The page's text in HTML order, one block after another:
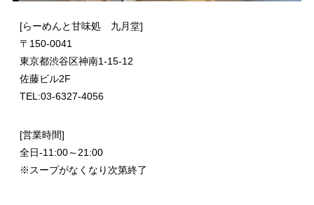
[らーめんと甘味処 九月堂]
〒 150-0041
東京都渋谷区神南1-15-12
佐藤ビル2F
TEL:03-6327-4056
[営業時間]
全日-11:00～21:00
※スープがなくなり次第終了